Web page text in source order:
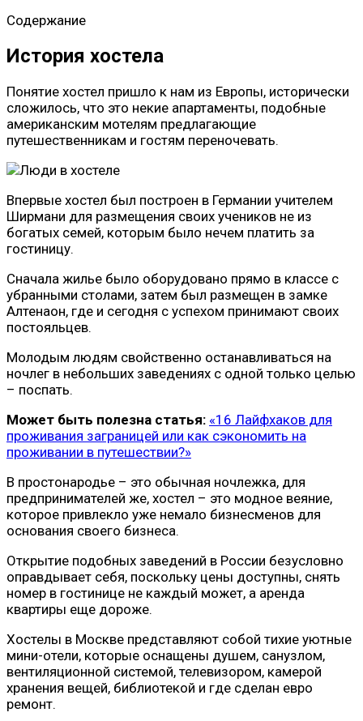
Содержание
История хостела
Понятие хостел пришло к нам из Европы, исторически
сложилось, что это некие апартаменты, подобные
американским мотелям предлагающие
путешественникам и гостям переночевать.
Впервые хостел был построен в Германии учителем
Ширмани для размещения своих учеников не из
богатых семей, которым было нечем платить за
гостиницу.
Сначала жилье было оборудовано прямо в классе с
убранными столами, затем был размещен в замке
Алтенаон, где и сегодня с успехом принимают своих
постояльцев.
Молодым людям свойственно останавливаться на
ночлег в небольших заведениях с одной только целью
– поспать.
Может быть полезна статья: «16 Лайфхаков для
проживания заграницей или как сэкономить на
проживании в путешествии?»
В простонародье – это обычная ночлежка, для
предпринимателей же, хостел – это модное веяние,
которое привлекло уже немало бизнесменов для
основания своего бизнеса.
Открытие подобных заведений в России безусловно
оправдывает себя, поскольку цены доступны, снять
номер в гостинице не каждый может, а аренда
квартиры еще дороже.
Хостелы в Москве представляют собой тихие уютные
мини-отели, которые оснащены душем, санузлом,
вентиляционной системой, телевизором, камерой
хранения вещей, библиотекой и где сделан евро
ремонт.